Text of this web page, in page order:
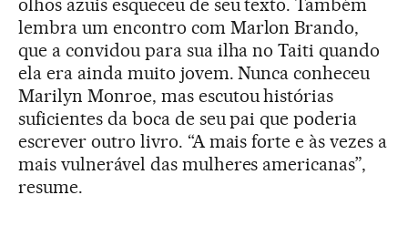
olhos azuis esqueceu de seu texto. Também
lembra um encontro com Marlon Brando,
que a convidou para sua ilha no Taiti quando
ela era ainda muito jovem. Nunca conheceu
Marilyn Monroe, mas escutou histórias
suficientes da boca de seu pai que poderia
escrever outro livro. “A mais forte e às vezes a
mais vulnerável das mulheres americanas”,
resume.